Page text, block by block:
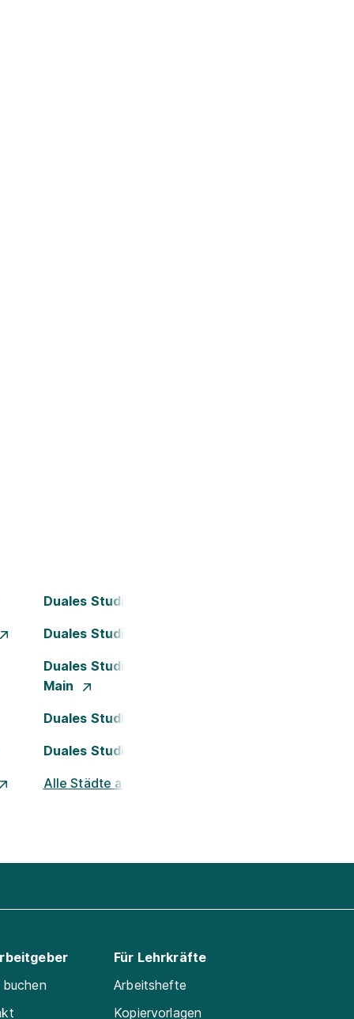
Duales Studium Bochum
Duales Studium Dortmund
Duales Studium Frankfurt am
Main
Duales Studium Köln
Duales Studium Nürnberg
Alle Städte ansehen
Für Lehrkräfte
Arbeitshefte
Kopiervorlagen